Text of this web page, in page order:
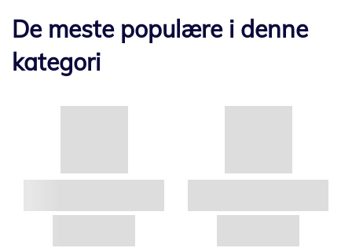
De meste populære i denne
kategori